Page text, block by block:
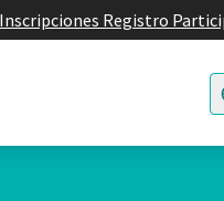
Inscripciones Registro